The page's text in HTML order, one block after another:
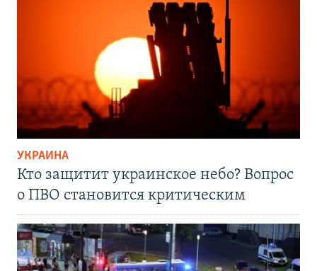
УКРАИНА
Кто защитит украинское небо? Вопрос
о ПВО становится критическим